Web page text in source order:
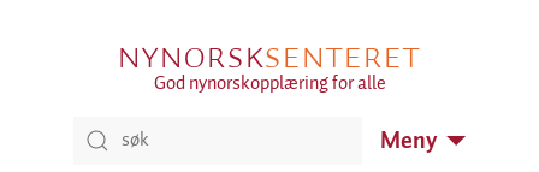
NYNORSKSENTERET
God nynorskopplæring for alle
Meny